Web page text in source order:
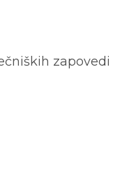
zapovedi